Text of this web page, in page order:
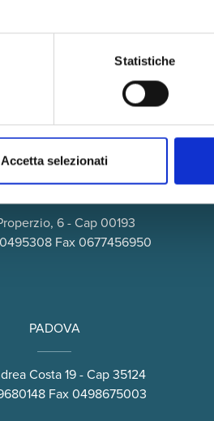
Statistiche
Accetta selezionati
6 - Cap 00193
Fax 0677456950
PADOVA
Costa 19 - Cap 35124
Fax 0498675003